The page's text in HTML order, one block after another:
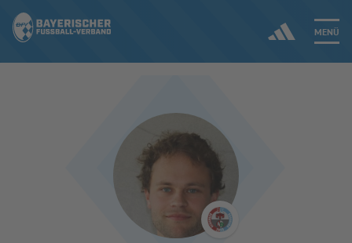
MENÜ
ERGEBNISSE & WETTBEWERBE
SPIELBETRIEB & VERBANDSLEBEN